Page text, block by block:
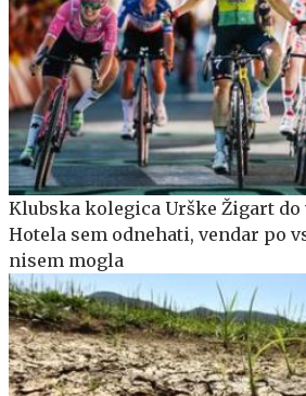
Klubska kolegica Urške Žigart do
Hotela sem odnehati, vendar po
nisem mogla